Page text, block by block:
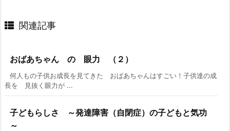
関連記事
おばあちゃん の 眼力 （２）
何人もの子供お成長を見てきた おばあちゃんはすごい！子供達の成
長を 見抜く眼力が ...
子どもらしさ ～発達障害（自閉症）の子どもと気功
～